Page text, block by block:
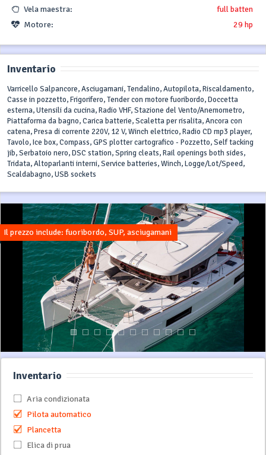
Vela maestra:
full batten
Motore:
29 hp
Inventario
Varricello Salpancore, Asciugamani, Tendalino, Autopilota, Riscaldamento,
Casse in pozzetto, Frigorifero, Tender con motore fuoribordo, Doccetta
esterna, Utensili da cucina, Radio VHF, Stazione del Vento/Anemometro,
Piattaforma da bagno, Carica batterie, Scaletta per risalita, Ancora con
catena, Presa di corrente 220V, 12 V, Winch elettrico, Radio CD mp3 player,
Tavolo, Ice box, Compass, GPS plotter cartografico - Pozzetto, Self tacking
jib, Serbatoio nero, DSC station, Spring cleats, Rail openings both sides,
Tridata, Altoparlanti interni, Service batteries, Winch, Logge/Lot/Speed,
Scaldabagno, USB sockets
Il prezzo include: fuoribordo, SUP, asciugamani
Inventario
Aria condizionata
Pilota automatico
Plancetta
Elica di prua